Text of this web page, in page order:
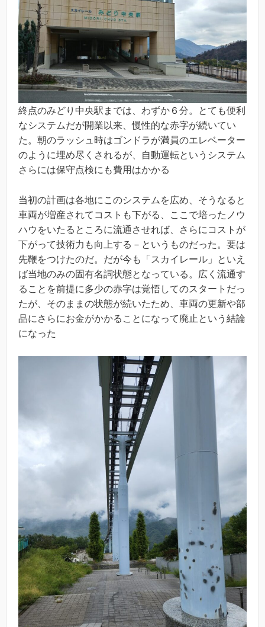
終点のみどり中央駅までは、わずか６分。とても便利
なシステムだが開業以来、慢性的な赤字が続いてい
た。朝のラッシュ時はゴンドラが満員のエレベーター
のように埋め尽くされるが、自動運転というシステム
さらには保守点検にも費用はかかる
当初の計画は各地にこのシステムを広め、そうなると
車両が増産されてコストも下がる、ここで培ったノウ
ハウをいたるところに流通させれば、さらにコストが
下がって技術力も向上する－というものだった。要は
先鞭をつけたのだ。だが今も「スカイレール」といえ
ば当地のみの固有名詞状態となっている。広く流通す
ることを前提に多少の赤字は覚悟してのスタートだっ
たが、そのままの状態が続いたため、車両の更新や部
品にさらにお金がかかることになって廃止という結論
になった